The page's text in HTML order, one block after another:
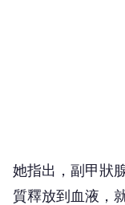
她指出，副甲狀
質釋放到血液，